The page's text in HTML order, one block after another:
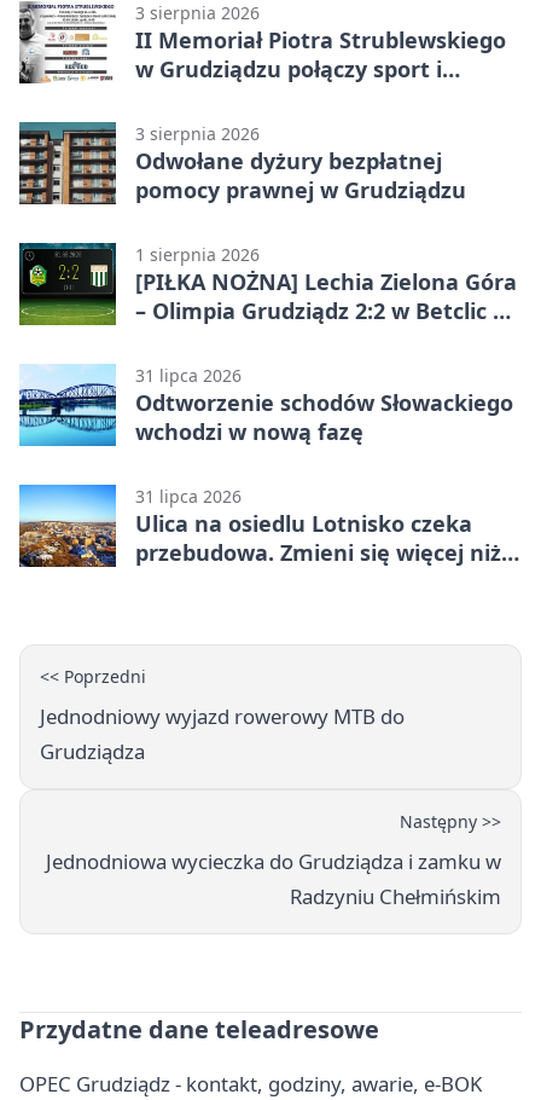
3 sierpnia 2026
II Memoriał Piotra Strublewskiego
w Grudziądzu połączy sport i
3 sierpnia 2026
Odwołane dyżury bezpłatnej
pomocy prawnej w Grudziądzu
1 sierpnia 2026
[PIŁKA NOŻNA] Lechia Zielona Góra
– Olimpia Grudziądz 2:2 w Betclic 2.
końcówce
31 lipca 2026
Odtworzenie schodów Słowackiego
wchodzi w nową fazę
31 lipca 2026
Ulica na osiedlu Lotnisko czeka
przebudowa. Zmieni się więcej niż
<< Poprzedni
Jednodniowy wyjazd rowerowy MTB do
Grudziądza
Następny >>
Jednodniowa wycieczka do Grudziądza i zamku w
Radzyniu Chełmińskim
Przydatne dane teleadresowe
OPEC Grudziądz - kontakt, godziny, awarie, e-BOK